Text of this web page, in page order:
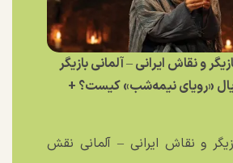
و نقاش ایرانی – آلمانی بازیگر
«رویای نیمه‌شب» کیست؟ +
و نقاش ایرانی – آلمانی نقش